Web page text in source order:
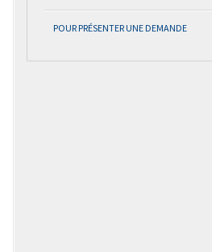
POUR PRÉSENTER UNE DEMANDE